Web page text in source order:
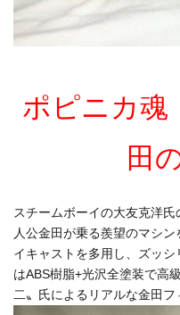
ポピニカ
田
スチームボーイの大友克洋
人公金田が乗る羨望のマシ
イキャストを多用し、ズッ
はABS樹脂+光沢全塗装で高
二〟氏によるリアルな金田フ